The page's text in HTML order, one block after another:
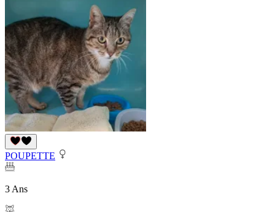
POUPETTE
3 Ans